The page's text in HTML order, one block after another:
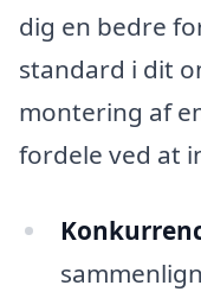
dig en bedre
standard i dit
montering af
fordele ved at